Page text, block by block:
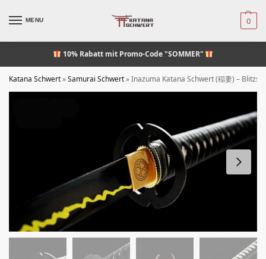
MENU 0
10% Rabattmit Promo-Code "SOMMER"
Katana Schwert»Samurai Schwert»Inazuma Katana Schwert (稲妻) –